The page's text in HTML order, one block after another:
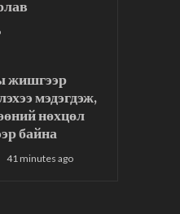
жишгээр
мэдэгдэж,
нөхцөл
байна
41 minutes ago